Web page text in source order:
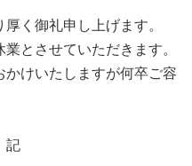
く御礼申し上げます。
とさせていただきます。
けいたしますが何卒ご容